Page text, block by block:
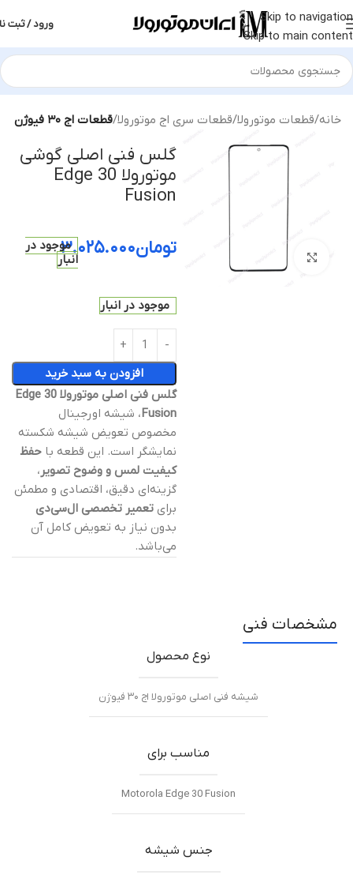
Skip to navigation
Skip to main content
ورود / ثبت
خانه قطعات موتورولا قطعات سری اج موتورولا قطعات اج ۳۰ فیوژن
گلس فنی اصلی گوشی
موتورولا Edge 30
Fusion
تومان۳.۰۲۵.۰۰۰موجود در
انبار
موجود در انبار
افزودن به سبد خرید
گلس فنی اصلی موتورولا Edge 30
Fusion، شیشه اورجینال
مخصوص تعویض شیشه شکسته
نمایشگر است. این قطعه با حفظ
کیفیت لمس و وضوح تصویر ،
گزینه‌ای دقیق، اقتصادی و مطمئن
برای تعمیر تخصصی ال‌سی‌دی
بدون نیاز به تعویض کامل آن
می‌باشد.
مشخصات فنی
نوع محصول
شیشه فنی اصلی موتورولا اج ۳۰ فیوژن
مناسب برای
Motorola Edge 30 Fusion
جنس شیشه